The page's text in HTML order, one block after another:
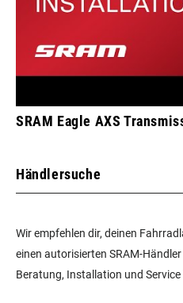
SRAM Eagle AXS
Händlersuche
Wir empfehlen dir, deinen
einen autorisierten SRAM-
Beratung, Installation und